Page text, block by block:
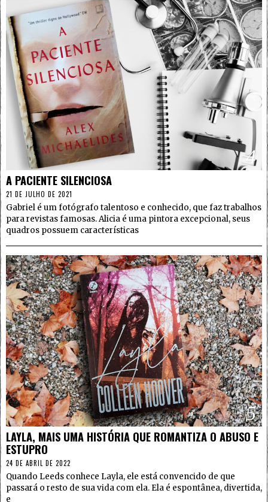
4
A PACIENTE SILENCIOSA
21 DE JULHO DE 2021
Gabriel é um fotógrafo talentoso e conhecido, que faz trabalhos
para revistas famosas. Alicia é uma pintora excepcional, seus
quadros possuem características
5
LAYLA, MAIS UMA HISTÓRIA QUE ROMANTIZA O ABUSO E
ESTUPRO
24 DE ABRIL DE 2022
Quando Leeds conhece Layla, ele está convencido de que
passará o resto de sua vida com ela. Ela é espontânea, divertida,
e